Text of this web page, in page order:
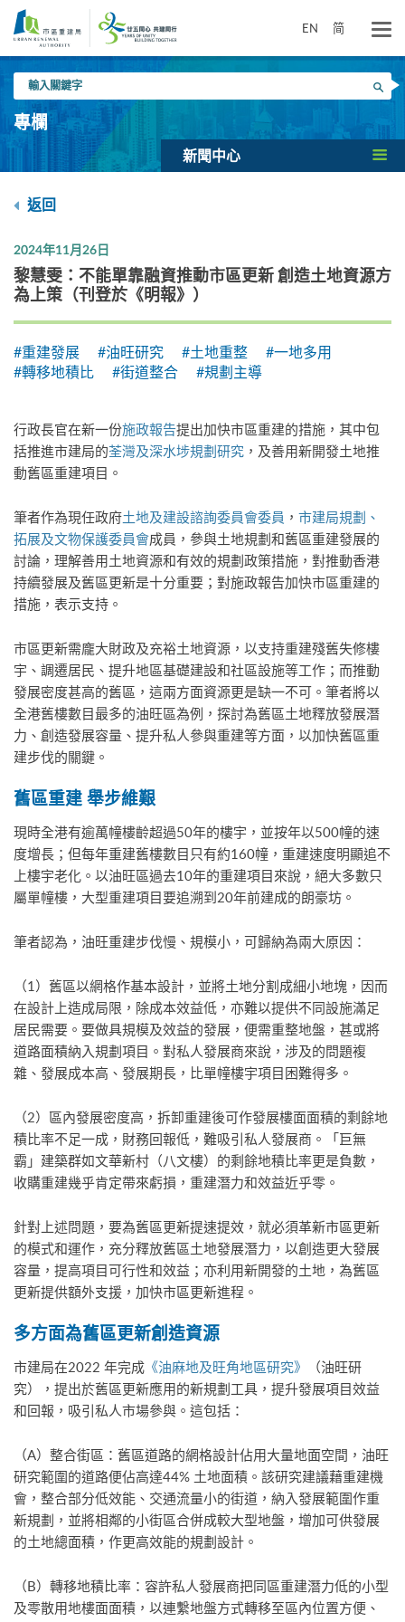
要
EN 简
入
關
鍵
搜尋
專欄
新聞中心
返回
2024年11月26日
黎慧雯：不能單靠融資推動市區更新 創造土地資源方
為上策（刊登於《明報》）
#重建發展 #油旺研究 #土地重整
#一地多用
#轉移地積比
#街道整合 #規劃主導
行政長官在新一份施政報告提出加快市區重建的措施，其中包
括推進市建局的荃灣及深水埗規劃研究 ，及善用新開發土地推
動舊區重建項目。
筆者作為現任政府土地及建設諮詢委員會委員 ， 市建局規劃、
拓展及文物保護委員會成員，參與土地規劃和舊區重建發展的
討論，理解善用土地資源和有效的規劃政策措施，對推動香港
持續發展及舊區更新是十分重要；對施政報告加快市區重建的
措施，表示支持。
市區更新需龐大財政及充裕土地資源，以支持重建殘舊失修樓
宇、調遷居民、提升地區基礎建設和社區設施等工作；而推動
發展密度甚高的舊區，這兩方面資源更是缺一不可。筆者將以
全港舊樓數目最多的油旺區為例，探討為舊區土地釋放發展潛
力、創造發展容量、提升私人參與重建等方面，以加快舊區重
建步伐的關鍵。
舊區重建 舉步維艱
現時全港有逾萬幢樓齡超過50年的樓宇，並按年以500幢的速
度增長；但每年重建舊樓數目只有約160幢，重建速度明顯追不
上樓宇老化。以油旺區過去10年的重建項目來說，絕大多數只
屬單幢樓，大型重建項目要追溯到20年前建成的朗豪坊。
筆者認為，油旺重建步伐慢、規模小，可歸納為兩大原因：
（1）舊區以網格作基本設計，並將土地分割成細小地塊，因而
在設計上造成局限，除成本效益低，亦難以提供不同設施滿足
居民需要。要做具規模及效益的發展，便需重整地盤，甚或將
道路面積納入規劃項目。對私人發展商來說，涉及的問題複
雜、發展成本高、發展期長，比單幢樓宇項目困難得多。
（2）區內發展密度高，拆卸重建後可作發展樓面面積的剩餘地
積比率不足一成，財務回報低，難吸引私人發展商。「巨無
霸」建築群如文華新村（八文樓）的剩餘地積比率更是負數，
收購重建幾乎肯定帶來虧損，重建潛力和效益近乎零。
針對上述問題，要為舊區更新提速提效，就必須革新市區更新
的模式和運作，充分釋放舊區土地發展潛力，以創造更大發展
容量，提高項目可行性和效益；亦利用新開發的土地，為舊區
更新提供額外支援，加快市區更新進程。
多方面為舊區更新創造資源
市建局在2022 年完成 《油麻地及旺角地區研究》
（油旺研
究），提出於舊區更新應用的新規劃工具，提升發展項目效益
和回報，吸引私人市場參與。這包括：
（A）整合街區：舊區道路的網格設計佔用大量地面空間，油旺
研究範圍的道路便佔高達44% 土地面積。該研究建議藉重建機
會，整合部分低效能、交通流量小的街道，納入發展範圍作重
新規劃，並將相鄰的小街區合併成較大型地盤，增加可供發展
的土地總面積，作更高效能的規劃設計。
（B）轉移地積比率：容許私人發展商把同區重建潛力低的小型
及零散用地樓面面積，以連繫地盤方式轉移至區內位置方便、